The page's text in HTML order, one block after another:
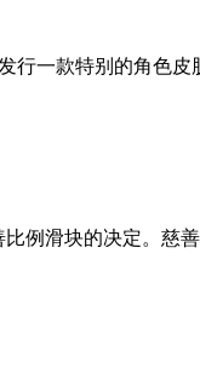
一款特别的角色皮
例滑块的决定。慈